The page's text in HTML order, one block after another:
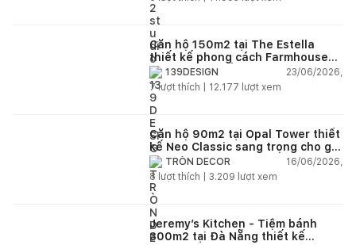
Căn hộ 150m2 tại The Estella
thiết kế phong cách Farmhouse
thanh lịch và ấm áp
139DESIGN
23/06/2026,
7lượt thích | 12.177 lượt xem
Căn hộ 90m2 tại Opal Tower thiết
kế Neo Classic sang trọng cho gia
đình trẻ
TRÒN DECOR
16/06/2026,
8 lượt thích | 3.209 lượt xem
Jeremy’s Kitchen - Tiệm bánh
300m2 tại Đà Nẵng thiết kế